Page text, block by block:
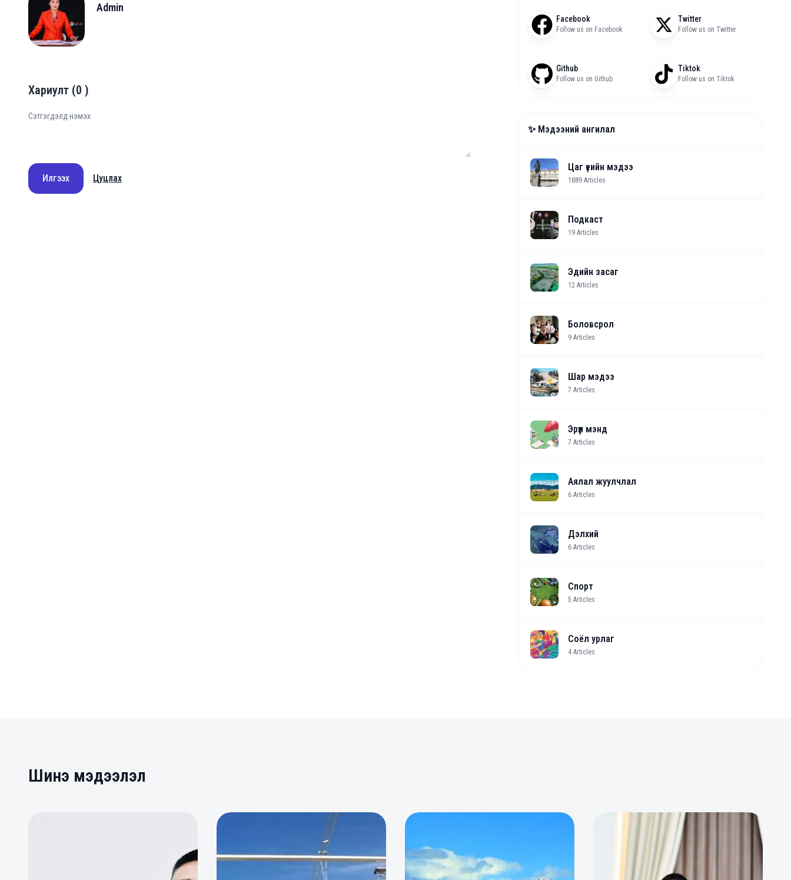
A
Admin
Хариулт (0 )
Илгээх Цуцлах
Facebook
Follow us on Facebook
Twitter
Follow us on Twitter
Github
Follow us on Github
Tiktok
Follow us on Tiktok
✨ Мэдээний ангилал
Цаг үеийн мэдээ
1889 Articles
Подкаст
19 Articles
Эдийн засаг
12 Articles
Боловсрол
9 Articles
Шар мэдээ
7 Articles
Эрүүл мэнд
7 Articles
Аялал жуулчлал
6 Articles
Дэлхий
6 Articles
Спорт
5 Articles
Соёл урлаг
4 Articles
Шинэ мэдээлэл